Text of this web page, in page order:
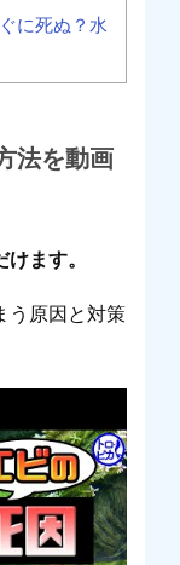
に死ぬ？水
法を動画
ます。
う原因と対策